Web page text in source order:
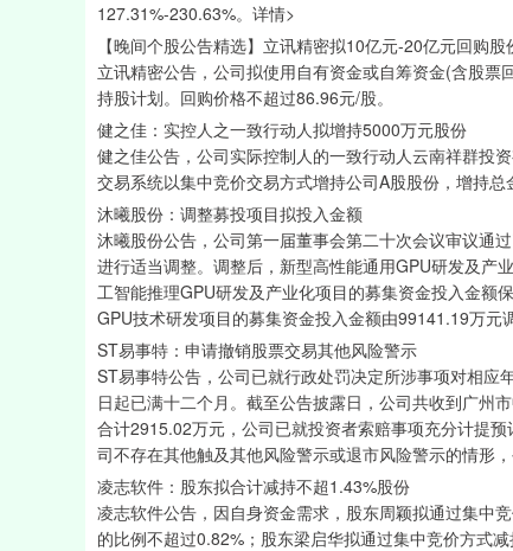
127.31%-230.63%。详情>
【晚间个股公告精选】立讯精密拟10亿元-20亿元回购股
立讯精密公告，公司拟使用自有资金或自筹资金(含股
持股计划。回购价格不超过86.96元/股。
健之佳：实控人之一致行动人拟增持5000万元股份
健之佳公告，公司实际控制人的一致行动人云南祥群投
交易系统以集中竞价交易方式增持公司A股股份，增持
沐曦股份：调整募投项目拟投入金额
沐曦股份公告，公司第一届董事会第二十次会议审议通
进行适当调整。调整后，新型高性能通用GPU研发及产
工智能推理GPU研发及产业化项目的募集资金投入金额
GPU技术研发项目的募集资金投入金额由99141.19万元
ST易事特：申请撤销股票交易其他风险警示
ST易事特公告，公司已就行政处罚决定所涉事项对相应
日起已满十二个月。截至公告披露日，公司共收到广州
合计2915.02万元，公司已就投资者索赔事项充分计提
司不存在其他触及其他风险警示或退市风险警示的情形
凌志软件：股东拟合计减持不超1.43%股份
凌志软件公告，因自身资金需求，股东周颖拟通过集中
的比例不超过0.82%；股东梁启华拟通过集中竞价方式